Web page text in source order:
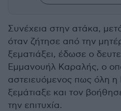
Συνέχεια στην ατάκα,
όταν ζήτησε από την
ξεματιάξει, έδωσε ο
Εμμανουήλ Καραλής, ο
αστειευόμενος πως όλη η
ξεμάτιαξε και τον
την επιτυχία.